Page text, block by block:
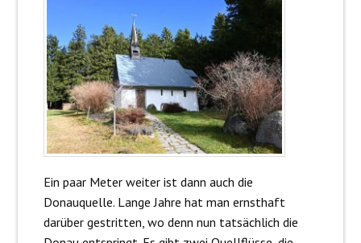
Ein paar Meter weiter ist dann auch die
Donauquelle. Lange Jahre hat man ernsthaft
darüber gestritten, wo denn nun tatsächlich die